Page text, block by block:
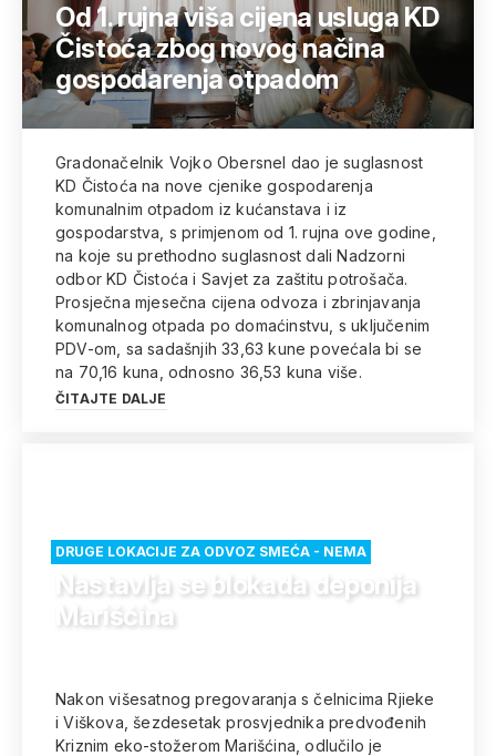
Od 1. rujna viša cijena usluga KD
Čistoća zbog novog načina
gospodarenja otpadom
Gradonačelnik Vojko Obersnel dao je suglasnost
KD Čistoća na nove cjenike gospodarenja
komunalnim otpadom iz kućanstava i iz
gospodarstva, s primjenom od 1. rujna ove godine,
na koje su prethodno suglasnost dali Nadzorni
odbor KD Čistoća i Savjet za zaštitu potrošača.
Prosječna mjesečna cijena odvoza i zbrinjavanja
komunalnog otpada po domaćinstvu, s uključenim
PDV-om, sa sadašnjih 33,63 kune povećala bi se
na 70,16 kuna, odnosno 36,53 kuna više.
ČITAJTE DALJE
DRUGE LOKACIJE ZA ODVOZ SMEĆA - NEMA
Nastavlja se blokada deponija
Marišćina
Nakon višesatnog pregovaranja s čelnicima Rjieke
i Viškova, šezdesetak prosvjednika predvođenih
Kriznim eko-stožerom Marišćina, odlučilo je